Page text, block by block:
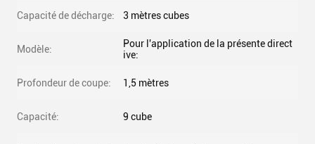
Capacité de décharge: 3 mètres cubes
Modèle:
Pour l'application de la présente direct
ive:
Profondeur de coupe: 1,5 mètres
Capacité: 9 cube